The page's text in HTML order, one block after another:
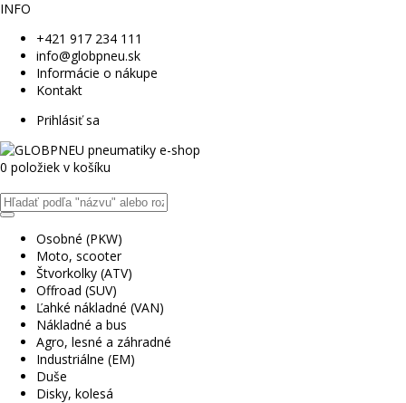
INFO
+421 917 234 111
info@globpneu.sk
Informácie o nákupe
Kontakt
Prihlásiť sa
0 položiek v košíku
Osobné (PKW)
Moto, scooter
Štvorkolky (ATV)
Offroad (SUV)
Ľahké nákladné (VAN)
Nákladné a bus
Agro, lesné a záhradné
Industriálne (EM)
Duše
Disky, kolesá